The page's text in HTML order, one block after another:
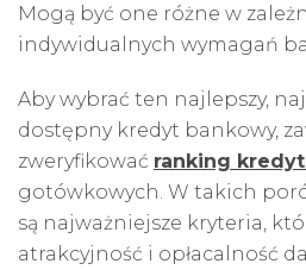
Mogą być one różne w
indywidualnych wymagań
Aby wybrać ten najlepszy,
dostępny kredyt bankowy,
zweryfikować ranking
gotówkowych. W takich
są najważniejsze kryteria,
atrakcyjność i opłacalność